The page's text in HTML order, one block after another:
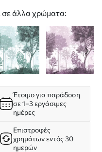
σε άλλα χρώματα:
Έτοιμο για παράδοση
σε 1–3 εργάσιμες
ημέρες
Επιστροφές
χρημάτων εντός 30
ημερών